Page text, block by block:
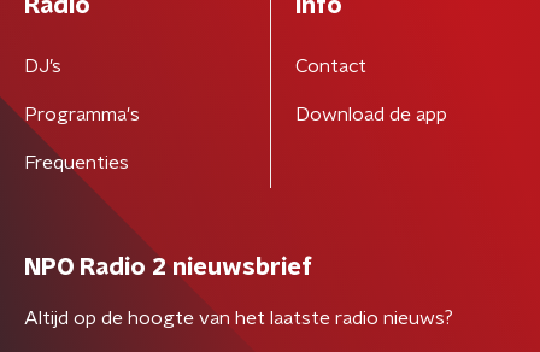
Radio
DJ’s
Programma's
Frequenties
Info
Contact
Download de app
NPO Radio 2 nieuwsbrief
Altijd op de hoogte van het laatste radio nieuws?